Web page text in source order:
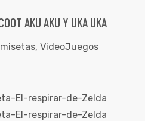
AKU AKU Y UKA UKA
, VideoJuegos